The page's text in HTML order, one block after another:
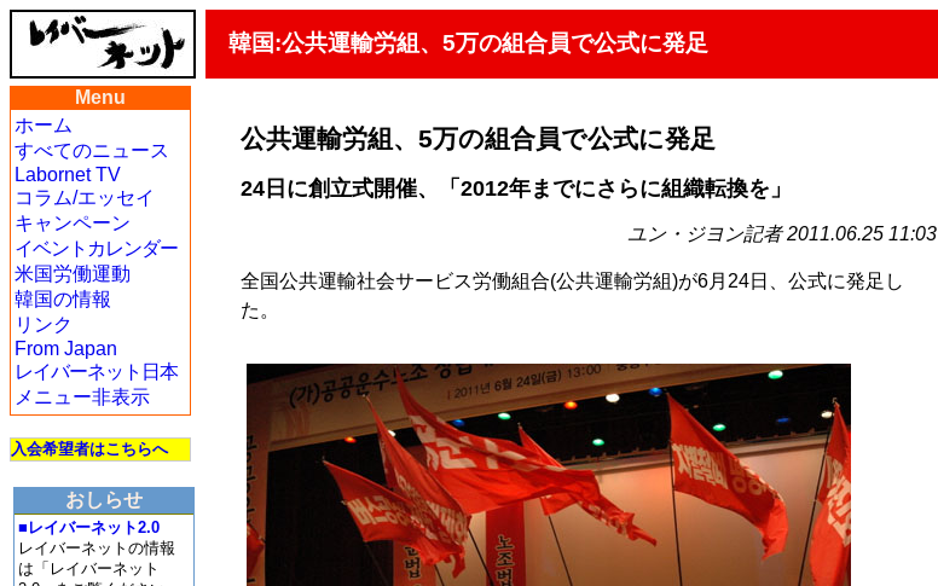
韓国:公共運輸労組、5万の組合員で公式に発足
Menu
ホーム
すべてのニュース
Labornet TV
コラム/エッセイ
キャンペーン
イベントカレンダー
米国労働運動
韓国の情報
リンク
From Japan
レイバーネット日本
メニュー非表示
入会希望者はこちらへ
おしらせ
■レイバーネット2.0
レイバーネットの情報
は「レイバーネット
公共運輸労組、5万の組合員で公式に発足
24日に創立式開催、「2012年までにさらに組織転換を」
ユン・ジヨン記者 2011.06.25 11:03
全国公共運輸社会サービス労働組合(公共運輸労組)が6月24日、公式に発足し
た。